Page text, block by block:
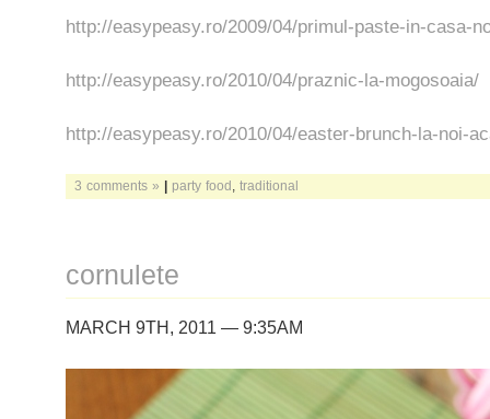
http://easypeasy.ro/2009/04/primul-paste-in-casa-
http://easypeasy.ro/2010/04/praznic-la-mogosoaia/
http://easypeasy.ro/2010/04/easter-brunch-la-noi-
3 comments » | party food traditional
cornulete
MARCH 9TH, 2011 — 9:35AM